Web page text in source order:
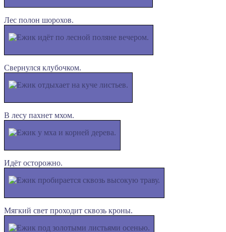
Лес полон шорохов.
Свернулся клубочком.
В лесу пахнет мхом.
Идёт осторожно.
Мягкий свет проходит сквозь кроны.